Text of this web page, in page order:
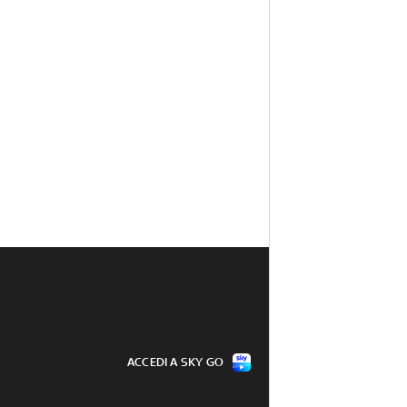
ACCEDI A SKY GO